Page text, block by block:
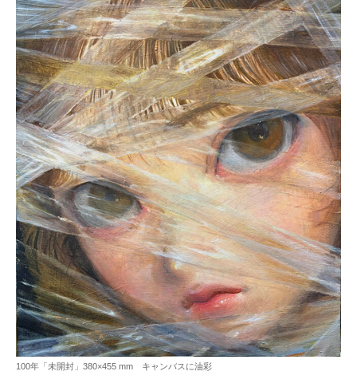
100年「未開封」380×455 mm キャンバスに油彩